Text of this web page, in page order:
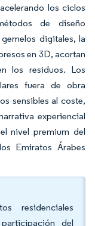
los ciclos
de diseño
digitales, la
en 3D, acortan
los residuos. Los
fuera de obra
sensibles al coste,
experiencial
nivel premium del
Emiratos Árabes
residenciales
del